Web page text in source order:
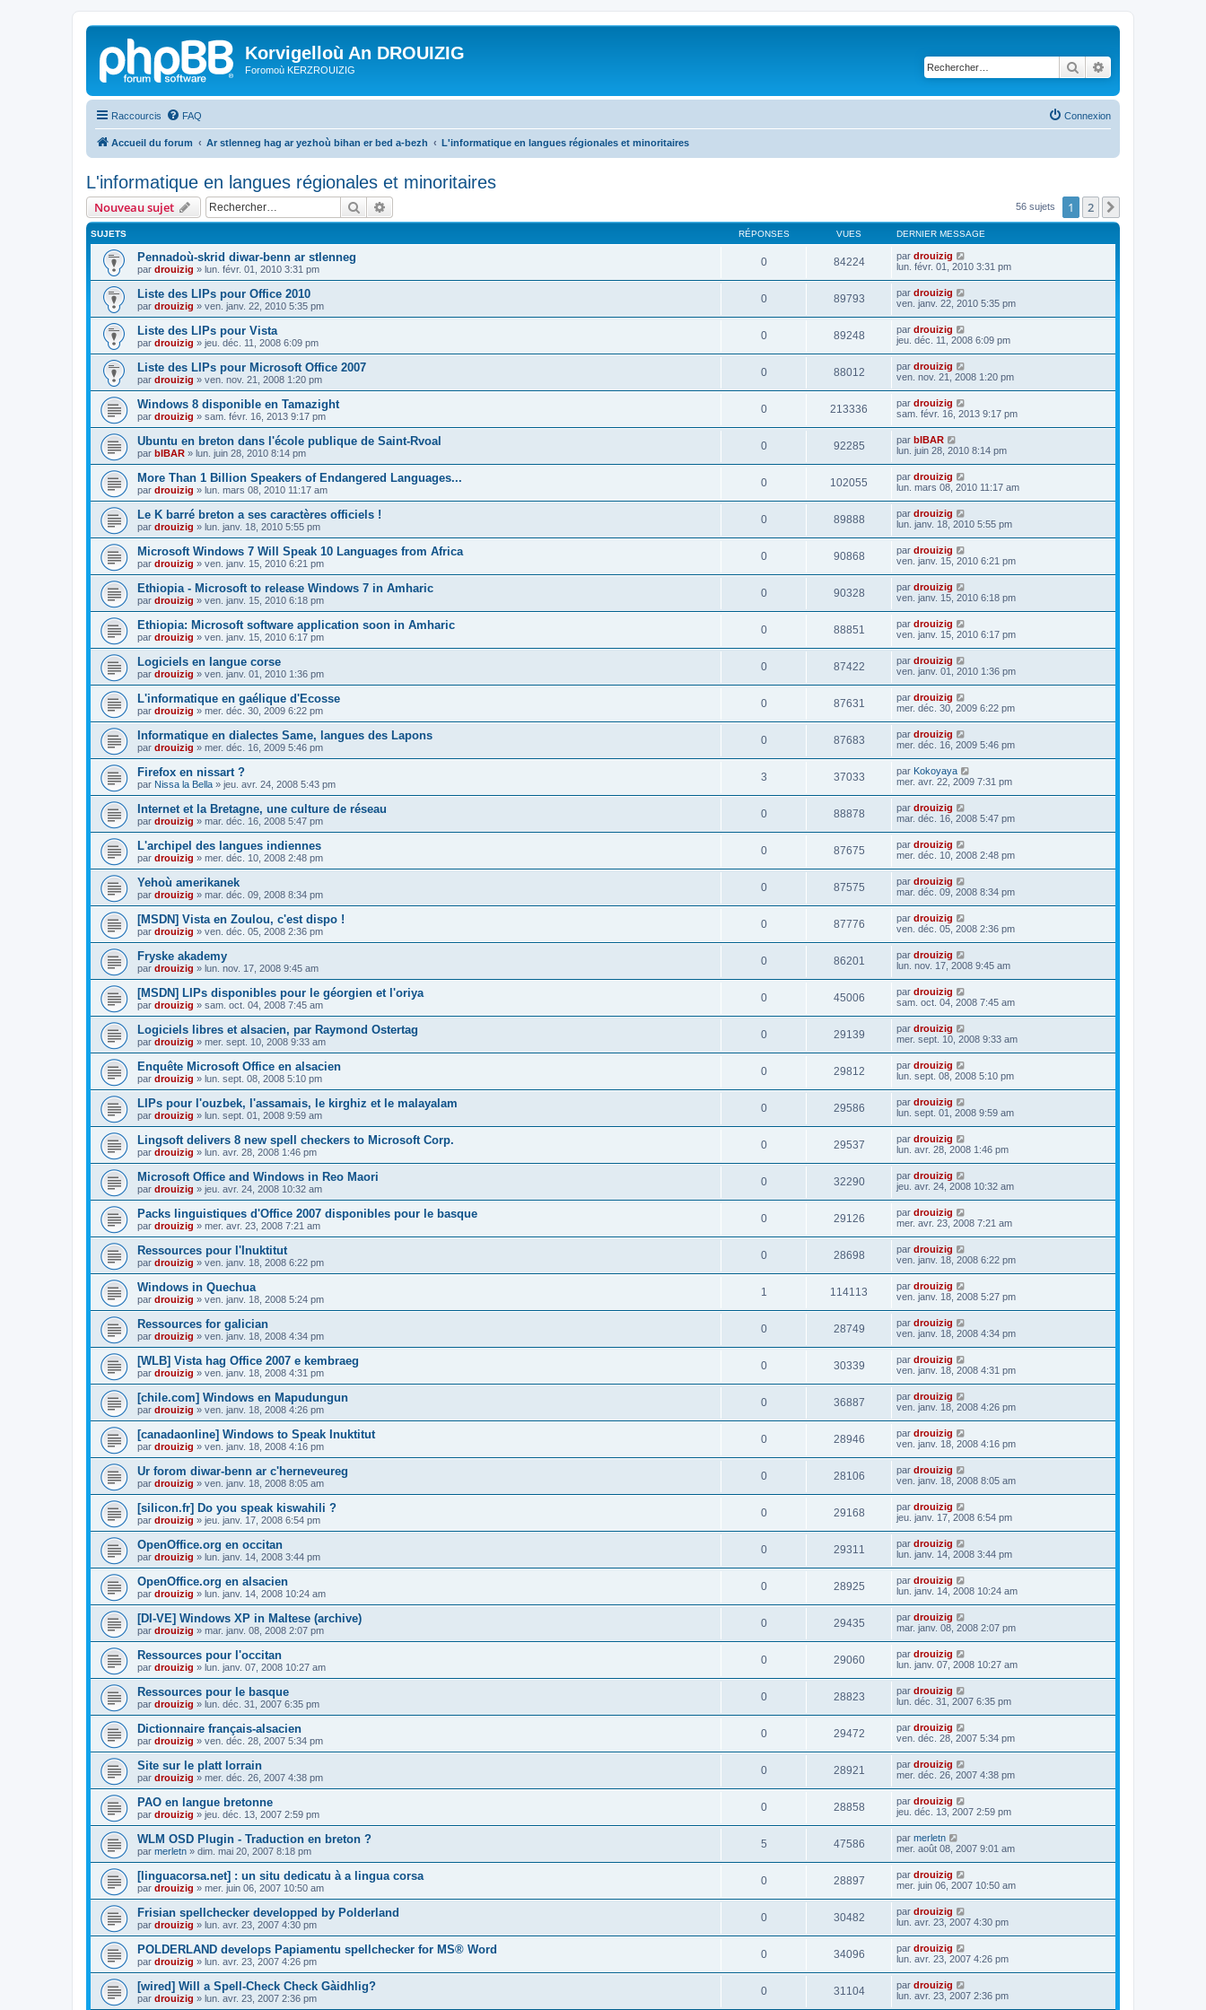
Korvigelloù An DROUIZIG
Foromoù KERZROUIZIG Rechercher
Raccourcis FAQ Connexion
Accueil du forum Ar stlenneg hag ar yezhoù bihan er bed a-bezh L'informatique en langues régionales et minoritaires
L'informatique en langues régionales et minoritaires
Nouveau sujet Rechercher 56 sujets 1 2
SUJETS RÉPONSES VUES DERNIER MESSAGE
Pennadoù-skrid diwar-benn ar stlenneg
par drouizig » lun. févr. 01, 2010 3:31 pm
0 84224 par drouizig
lun. févr. 01, 2010 3:31 pm
Liste des LIPs pour Office 2010
par drouizig » ven. janv. 22, 2010 5:35 pm
0 89793 par drouizig
ven. janv. 22, 2010 5:35 pm
Liste des LIPs pour Vista
par drouizig » jeu. déc. 11, 2008 6:09 pm
0 89248 par drouizig
jeu. déc. 11, 2008 6:09 pm
Liste des LIPs pour Microsoft Office 2007
par drouizig » ven. nov. 21, 2008 1:20 pm
0 88012 par drouizig
ven. nov. 21, 2008 1:20 pm
Windows 8 disponible en Tamazight
par drouizig » sam. févr. 16, 2013 9:17 pm
0 213336 par drouizig
sam. févr. 16, 2013 9:17 pm
Ubuntu en breton dans l'école publique de Saint-Rvoal
par bIBAR » lun. juin 28, 2010 8:14 pm
0 92285 par bIBAR
lun. juin 28, 2010 8:14 pm
More Than 1 Billion Speakers of Endangered Languages...
par drouizig » lun. mars 08, 2010 11:17 am
0 102055 par drouizig
lun. mars 08, 2010 11:17 am
Le K barré breton a ses caractères officiels !
par drouizig » lun. janv. 18, 2010 5:55 pm
0 89888 par drouizig
lun. janv. 18, 2010 5:55 pm
Microsoft Windows 7 Will Speak 10 Languages from Africa
par drouizig » ven. janv. 15, 2010 6:21 pm
0 90868 par drouizig
ven. janv. 15, 2010 6:21 pm
Ethiopia - Microsoft to release Windows 7 in Amharic
par drouizig » ven. janv. 15, 2010 6:18 pm
0 90328 par drouizig
ven. janv. 15, 2010 6:18 pm
Ethiopia: Microsoft software application soon in Amharic
par drouizig » ven. janv. 15, 2010 6:17 pm
0 88851 par drouizig
ven. janv. 15, 2010 6:17 pm
Logiciels en langue corse
par drouizig » ven. janv. 01, 2010 1:36 pm
0 87422 par drouizig
ven. janv. 01, 2010 1:36 pm
L'informatique en gaélique d'Ecosse
par drouizig » mer. déc. 30, 2009 6:22 pm
0 87631 par drouizig
mer. déc. 30, 2009 6:22 pm
Informatique en dialectes Same, langues des Lapons
par drouizig » mer. déc. 16, 2009 5:46 pm
0 87683 par drouizig
mer. déc. 16, 2009 5:46 pm
Firefox en nissart ?
par Nissa la Bella » jeu. avr. 24, 2008 5:43 pm
3 37033 par Kokoyaya
mer. avr. 22, 2009 7:31 pm
Internet et la Bretagne, une culture de réseau
par drouizig » mar. déc. 16, 2008 5:47 pm
0 88878 par drouizig
mar. déc. 16, 2008 5:47 pm
L'archipel des langues indiennes
par drouizig » mer. déc. 10, 2008 2:48 pm
0 87675 par drouizig
mer. déc. 10, 2008 2:48 pm
Yehoù amerikanek
par drouizig » mar. déc. 09, 2008 8:34 pm
0 87575 par drouizig
mar. déc. 09, 2008 8:34 pm
[MSDN] Vista en Zoulou, c'est dispo !
par drouizig » ven. déc. 05, 2008 2:36 pm
0 87776 par drouizig
ven. déc. 05, 2008 2:36 pm
Fryske akademy
par drouizig » lun. nov. 17, 2008 9:45 am
0 86201 par drouizig
lun. nov. 17, 2008 9:45 am
[MSDN] LIPs disponibles pour le géorgien et l'oriya
par drouizig » sam. oct. 04, 2008 7:45 am
0 45006 par drouizig
sam. oct. 04, 2008 7:45 am
Logiciels libres et alsacien, par Raymond Ostertag
par drouizig » mer. sept. 10, 2008 9:33 am
0 29139 par drouizig
mer. sept. 10, 2008 9:33 am
Enquête Microsoft Office en alsacien
par drouizig » lun. sept. 08, 2008 5:10 pm
0 29812 par drouizig
lun. sept. 08, 2008 5:10 pm
LIPs pour l'ouzbek, l'assamais, le kirghiz et le malayalam
par drouizig » lun. sept. 01, 2008 9:59 am
0 29586 par drouizig
lun. sept. 01, 2008 9:59 am
Lingsoft delivers 8 new spell checkers to Microsoft Corp.
par drouizig » lun. avr. 28, 2008 1:46 pm
0 29537 par drouizig
lun. avr. 28, 2008 1:46 pm
Microsoft Office and Windows in Reo Maori
par drouizig » jeu. avr. 24, 2008 10:32 am
0 32290 par drouizig
jeu. avr. 24, 2008 10:32 am
Packs linguistiques d'Office 2007 disponibles pour le basque
par drouizig » mer. avr. 23, 2008 7:21 am
0 29126 par drouizig
mer. avr. 23, 2008 7:21 am
Ressources pour l'Inuktitut
par drouizig » ven. janv. 18, 2008 6:22 pm
0 28698 par drouizig
ven. janv. 18, 2008 6:22 pm
Windows in Quechua
par drouizig » ven. janv. 18, 2008 5:24 pm
1 114113 par drouizig
ven. janv. 18, 2008 5:27 pm
Ressources for galician
par drouizig » ven. janv. 18, 2008 4:34 pm
0 28749 par drouizig
ven. janv. 18, 2008 4:34 pm
[WLB] Vista hag Office 2007 e kembraeg
par drouizig » ven. janv. 18, 2008 4:31 pm
0 30339 par drouizig
ven. janv. 18, 2008 4:31 pm
[chile.com] Windows en Mapudungun
par drouizig » ven. janv. 18, 2008 4:26 pm
0 36887 par drouizig
ven. janv. 18, 2008 4:26 pm
[canadaonline] Windows to Speak Inuktitut
par drouizig » ven. janv. 18, 2008 4:16 pm
0 28946 par drouizig
ven. janv. 18, 2008 4:16 pm
Ur forom diwar-benn ar c'herneveureg
par drouizig » ven. janv. 18, 2008 8:05 am
0 28106 par drouizig
ven. janv. 18, 2008 8:05 am
[silicon.fr] Do you speak kiswahili ?
par drouizig » jeu. janv. 17, 2008 6:54 pm
0 29168 par drouizig
jeu. janv. 17, 2008 6:54 pm
OpenOffice.org en occitan
par drouizig » lun. janv. 14, 2008 3:44 pm
0 29311 par drouizig
lun. janv. 14, 2008 3:44 pm
OpenOffice.org en alsacien
par drouizig » lun. janv. 14, 2008 10:24 am
0 28925 par drouizig
lun. janv. 14, 2008 10:24 am
[DI-VE] Windows XP in Maltese (archive)
par drouizig » mar. janv. 08, 2008 2:07 pm
0 29435 par drouizig
mar. janv. 08, 2008 2:07 pm
Ressources pour l'occitan
par drouizig » lun. janv. 07, 2008 10:27 am
0 29060 par drouizig
lun. janv. 07, 2008 10:27 am
Ressources pour le basque
par drouizig » lun. déc. 31, 2007 6:35 pm
0 28823 par drouizig
lun. déc. 31, 2007 6:35 pm
Dictionnaire français-alsacien
par drouizig » ven. déc. 28, 2007 5:34 pm
0 29472 par drouizig
ven. déc. 28, 2007 5:34 pm
Site sur le platt lorrain
par drouizig » mer. déc. 26, 2007 4:38 pm
0 28921 par drouizig
mer. déc. 26, 2007 4:38 pm
PAO en langue bretonne
par drouizig » jeu. déc. 13, 2007 2:59 pm
0 28858 par drouizig
jeu. déc. 13, 2007 2:59 pm
WLM OSD Plugin - Traduction en breton ?
par merletn » dim. mai 20, 2007 8:18 pm
5 47586 par merletn
mer. août 08, 2007 9:01 am
[linguacorsa.net] : un situ dedicatu à a lingua corsa
par drouizig » mer. juin 06, 2007 10:50 am
0 28897 par drouizig
mer. juin 06, 2007 10:50 am
Frisian spellchecker developped by Polderland
par drouizig » lun. avr. 23, 2007 4:30 pm
0 30482 par drouizig
lun. avr. 23, 2007 4:30 pm
POLDERLAND develops Papiamentu spellchecker for MS® Word
par drouizig » lun. avr. 23, 2007 4:26 pm
0 34096 par drouizig
lun. avr. 23, 2007 4:26 pm
[wired] Will a Spell-Check Check Gàidhlig?
par drouizig » lun. avr. 23, 2007 2:36 pm
0 31104 par drouizig
lun. avr. 23, 2007 2:36 pm